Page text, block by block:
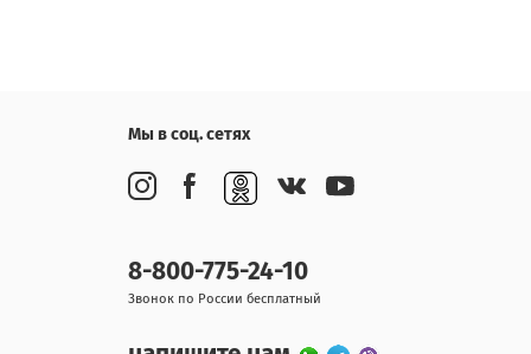
Мы в соц. сетях
8-800-775-24-10
Звонок по России бесплатный